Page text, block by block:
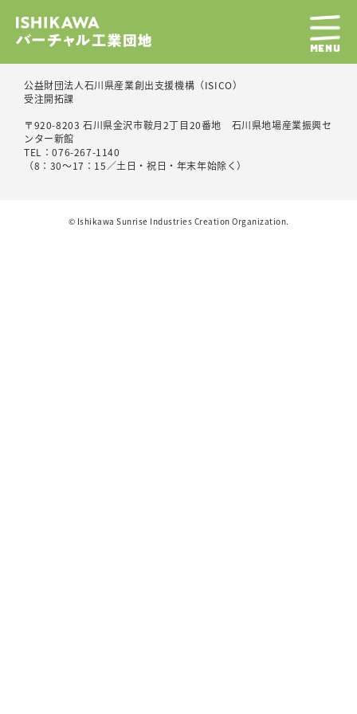
MENU
公益財団法人石川県産業創出支援機構（ISICO）
受注開拓課
〒920-8203 石川県金沢市鞍月2丁目20番地 石川県地場産業振興セ
ンター新館
TEL：076-267-1140
（8：30～17：15／土日・祝日・年末年始除く）
©︎ Ishikawa Sunrise Industries Creation Organization.